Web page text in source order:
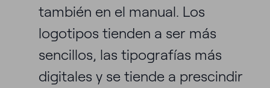
también en el manual. Los
logotipos tienden a ser más
sencillos, las tipografías más
digitales y se tiende a prescindir